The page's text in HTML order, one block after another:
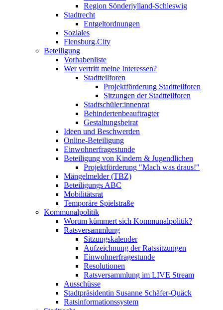
Region Sönderjylland-Schleswig
Stadtrecht
Entgeltordnungen
Soziales
Flensburg.City
Beteiligung
Vorhabenliste
Wer vertritt meine Interessen?
Stadtteilforen
Projektförderung Stadtteilforen
Sitzungen der Stadtteilforen
Stadtschüler:innenrat
Behindertenbeauftragter
Gestaltungsbeirat
Ideen und Beschwerden
Online-Beteiligung
Einwohnerfragestunde
Beteiligung von Kindern & Jugendlichen
Projektförderung "Mach was draus!"
Mängelmelder (TBZ)
Beteiligungs ABC
Mobilitätsrat
Temporäre Spielstraße
Kommunalpolitik
Worum kümmert sich Kommunalpolitik?
Ratsversammlung
Sitzungskalender
Aufzeichnung der Ratssitzungen
Einwohnerfragestunde
Resolutionen
Ratsversammlung im LIVE Stream
Ausschüsse
Stadtpräsidentin Susanne Schäfer-Quäck
Ratsinformationssystem